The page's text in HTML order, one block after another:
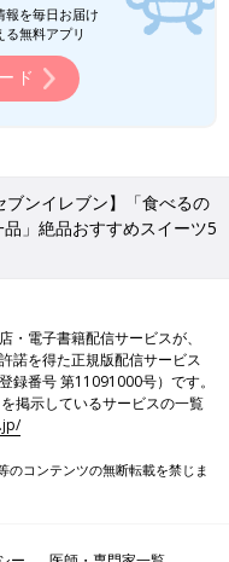
報を毎日お届け
無料アプリ
ド
ブンイレブン】「食べるの
」絶品おすすめスイーツ5
・電子書籍配信サービスが、
諾を得た正規版配信サービス
録番号 第11091000号）です。
掲示しているサービスの一覧
のコンテンツの無断転載を禁じま